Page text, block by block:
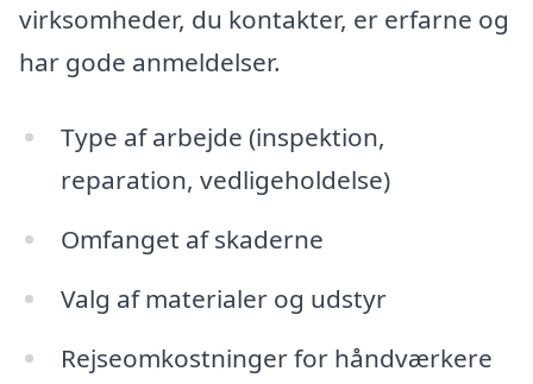
virksomheder, du kontakter, er erfarne og
har gode anmeldelser.
Type af arbejde (inspektion,
reparation, vedligeholdelse)
Omfanget af skaderne
Valg af materialer og udstyr
Rejseomkostninger for håndværkere